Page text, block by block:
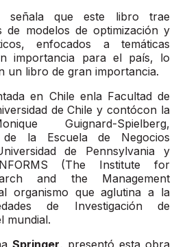
señala que este libro trae
de modelos de optimización y
enfocados a temáticas
importancia para el país, lo
un libro de gran importancia.
en Chile enla Facultad de
de Chile y contócon la
Guignard-Spielberg,
la Escuela de Negocios
de Pennsylvania y
(The Institute for
and the Management
organismo que aglutina a la
de Investigación de
mundial.